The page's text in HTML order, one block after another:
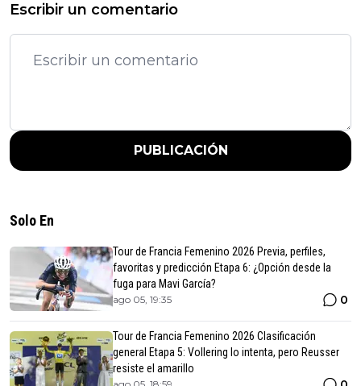
Escribir un comentario
PUBLICACIÓN
Solo En
Tour de Francia Femenino 2026 Previa, perfiles,
favoritas y predicción Etapa 6: ¿Opción desde la
fuga para Mavi García?
ago 05, 19:35 0
Tour de Francia Femenino 2026 Clasificación
general Etapa 5: Vollering lo intenta, pero Reusser
resiste el amarillo